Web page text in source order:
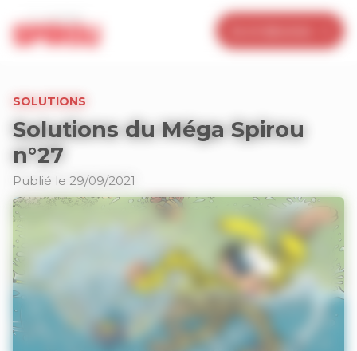
SOLUTIONS
Solutions du Méga Spirou
n°27
Publié le 29/09/2021